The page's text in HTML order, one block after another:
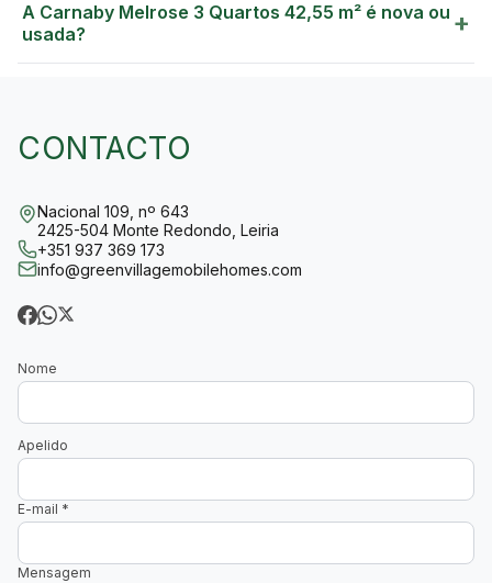
A Carnaby Melrose 3 Quartos 42,55 m² é nova ou
usada?
+
CONTACTO
Nacional 109, nº 643
2425-504 Monte Redondo, Leiria
+351 937 369 173
info@greenvillagemobilehomes.com
Nome
Apelido
E-mail *
Mensagem